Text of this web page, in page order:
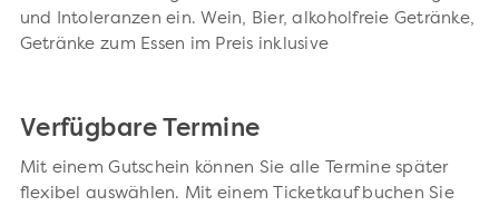
und Intoleranzen ein. Wein, Bier, alkoholfreie Getränke,
Getränke zum Essen im Preis inklusive
Verfügbare Termine
Mit einem Gutschein können Sie alle Termine später
flexibel auswählen. Mit einem Ticketkauf buchen Sie